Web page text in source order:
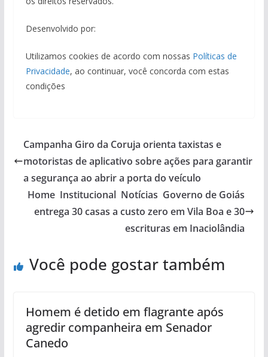
Desenvolvido por:
Utilizamos cookies de acordo com nossas Políticas de
Privacidade, ao continuar, você concorda com estas
condições
Campanha Giro da Coruja orienta taxistas e
motoristas de aplicativo sobre ações para garantir
a segurança ao abrir a porta do veículo
Home Institucional Notícias Governo de Goiás
entrega 30 casas a custo zero em Vila Boa e 30
escrituras em Inaciolândia
Você pode gostar também
Homem é detido em flagrante após
agredir companheira em Senador
Canedo